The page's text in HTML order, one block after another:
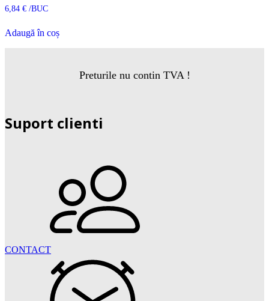
6,84 € /BUC
Adaugă în coș
Preturile nu contin TVA !
Suport clienti
CONTACT